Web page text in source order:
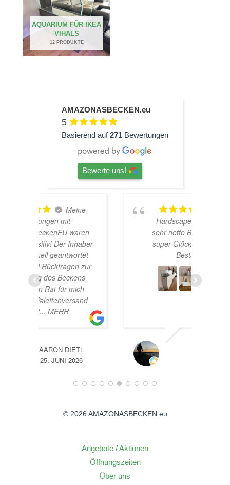
AQUARIUM FÜR IKEA
VIHALS
12 PRODUKTE
AMAZONASBECKEN.eu
5
Basierend auf271 Bewertungen
Bewerte uns!
TOP
Hardscape im Laden und
sehr nette Beratung! Ich bin
super Glücklich mit meinem
A
14. JUNI 2026
© 2026 AMAZONASBECKEN.eu
Angebote / Aktionen
Öffnungszeiten
Über uns